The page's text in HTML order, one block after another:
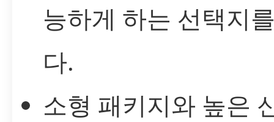
능하게 하는 선택지
다.
소형 패키지와 높은